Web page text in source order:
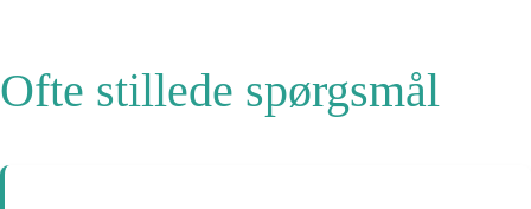
Ofte stillede spørgsmål